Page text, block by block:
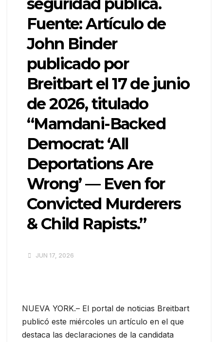
Fuente: Artículo de
John Binder
publicado por
Breitbart el 17 de junio
de 2026, titulado
“Mamdani-Backed
Democrat: ‘All
Deportations Are
Wrong’ — Even for
Convicted Murderers
& Child Rapists.”
JUN 17, 2026
NUEVA YORK.– El portal de noticias Breitbart
publicó este miércoles un artículo en el que
destaca las declaraciones de la candidata